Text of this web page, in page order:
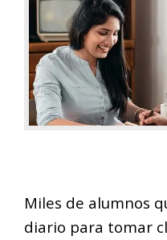
Miles de alumnos
diario para tomar